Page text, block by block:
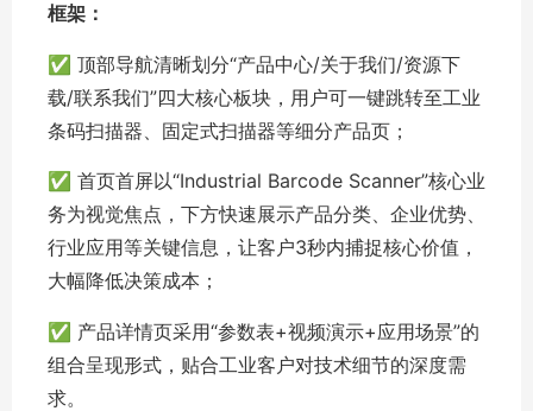
框架：
✅ 顶部导航清晰划分“产品中心/关于我们/资源下
载/联系我们”四大核心板块，用户可一键跳转至工业
条码扫描器、固定式扫描器等细分产品页；
✅ 首页首屏以“Industrial Barcode Scanner”核心业
务为视觉焦点，下方快速展示产品分类、企业优势、
行业应用等关键信息，让客户3秒内捕捉核心价值，
大幅降低决策成本；
✅ 产品详情页采用“参数表+视频演示+应用场景”的
组合呈现形式，贴合工业客户对技术细节的深度需
求。